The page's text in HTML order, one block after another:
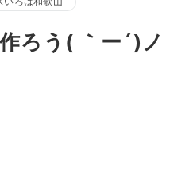
ろう( ｀ー´)ノ